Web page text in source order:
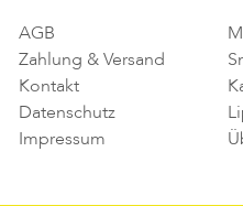
AGB
Zahlung & Versand
Kontakt
Datenschutz
Impressum